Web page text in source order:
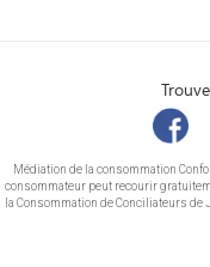
Médiation de la consommation
consommateur peut recourir
la Consommation de Conciliateurs